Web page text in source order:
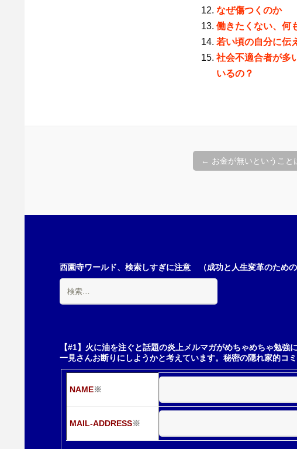
なぜ傷つくのか
働きたくない、何
若い頃の自分に伝
社会不適合者が多
いるの？
← お金が無いというこ
西園寺ワールド、検索しすぎに注意 （成功と人生変革のため
索:
【#1】火に油を注ぐと話題の炎上メルマガがめちゃめちゃ勉
一見さんお断りにしようかと考えています。秘密の隠れ家的コ
NAME※
MAIL-ADDRESS※